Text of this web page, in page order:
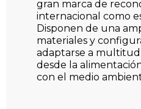
gran marca de
internacional como
Disponen de una
materiales y
adaptarse a multitud
desde la
con el medio